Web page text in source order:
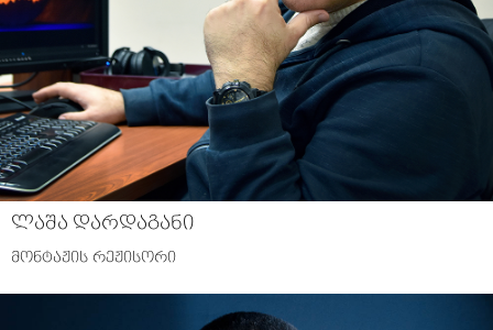
ლაშა დარდაგანი
მონტაჟის რეჟისორი